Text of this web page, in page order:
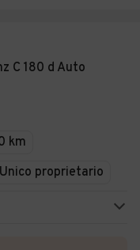
C 180 d Auto
km
Unico proprietario